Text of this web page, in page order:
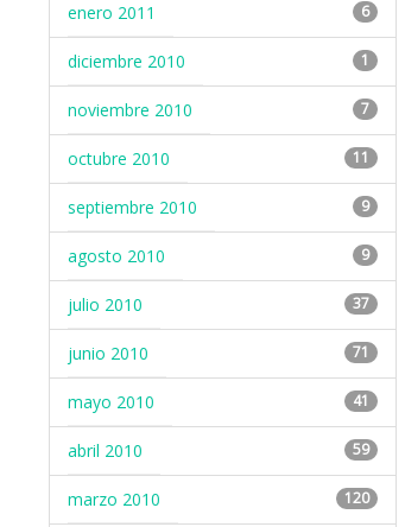
enero 2011 6
diciembre 2010 1
noviembre 2010 7
octubre 2010 11
septiembre 2010 9
agosto 2010 9
julio 2010 37
junio 2010 71
mayo 2010 41
abril 2010 59
marzo 2010 120